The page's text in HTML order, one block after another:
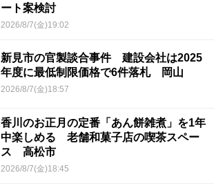
ート案検討
2026/8/7(金)19:02
新見市の官製談合事件 建設会社は2025
年度に最低制限価格で6件落札 岡山
2026/8/7(金)18:57
香川のお正月の定番「あん餅雑煮」を1年
中楽しめる 老舗和菓子店の喫茶スペー
ス 高松市
2026/8/7(金)18:45